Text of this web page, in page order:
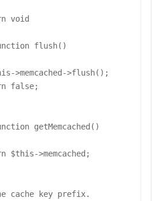
void
flush()
>memcached->flush();
false;
getMemcached()
$this->memcached;
cache key prefix.